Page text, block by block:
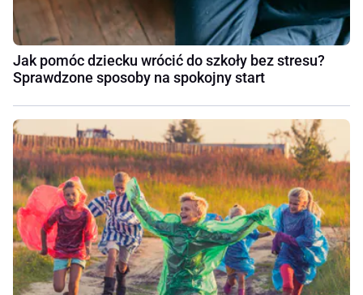
Jak pomóc dziecku wrócić do szkoły bez stresu?
Sprawdzone sposoby na spokojny start